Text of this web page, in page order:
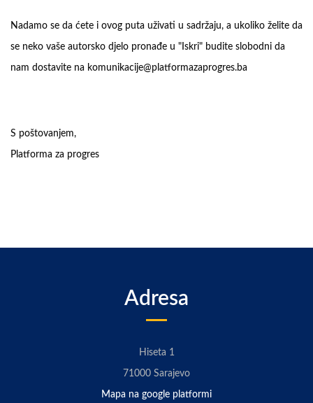
Nadamo se da ćete i ovog puta uživati u sadržaju, a ukoliko želite da
se neko vaše autorsko djelo pronađe u "Iskri" budite slobodni da
nam dostavite na komunikacije@platformazaprogres.ba
S poštovanjem,
Platforma za progres
Adresa
Hiseta 1
71000 Sarajevo
Mapa na google platformi